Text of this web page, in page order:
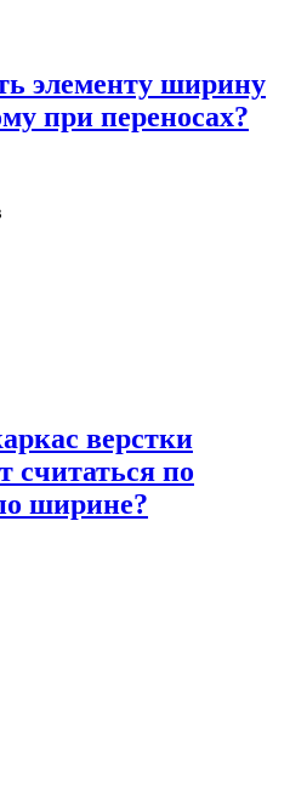
элементу ширину
при переносах?
верстки
считаться по
ширине?